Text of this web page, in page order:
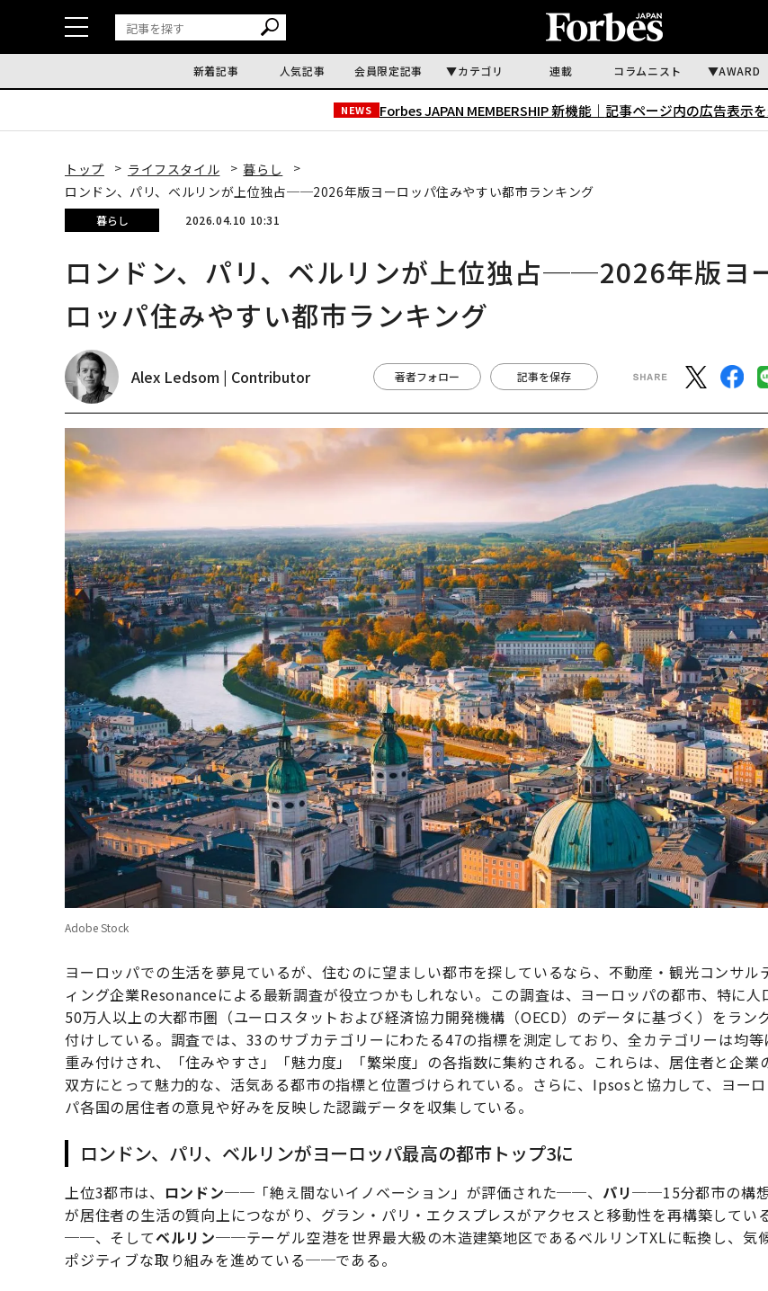
新着記事 人気記事 会員限定記事 カテゴリ 連載 コラムニスト AWARD
NEWS Forbes JAPAN MEMBERSHIP 新機能｜ 記事ページ内の広告表示
トップ ライフスタイル
暮らし
ロンドン、パリ、ベルリンが上位独占──2026年版ヨーロッパ住みやすい都市ランキング
暮らし 2026.04.10 10:31
ロンドン、パリ、ベルリンが上位独占──2026年版ヨ
ロッパ住みやすい都市ランキング
Alex Ledsom | Contributor 著者フォロー 記事を保存
Adobe Stock
ヨーロッパでの生活を夢見ているが、住むのに望ましい都市を探しているなら、不動産・観光コンサル
ィング企業Resonanceによる最新調査が役立つかもしれない。この調査は、ヨーロッパの都市、特に人
50万人以上の大都市圏（ユーロスタットおよび経済協力開発機構（OECD）のデータに基づく）をラン
付けしている。調査では、33のサブカテゴリーにわたる47の指標を測定しており、全カテゴリーは均等
重み付けされ、「住みやすさ」「魅力度」「繁栄度」の各指数に集約される。これらは、居住者と企業
双方にとって魅力的な、活気ある都市の指標と位置づけられている。さらに、Ipsosと協力して、ヨーロ
パ各国の居住者の意見や好みを反映した認識データを収集している。
ロンドン、パリ、ベルリンがヨーロッパ最高の都市トップ3に
上位3都市は、 ロンドン──「絶え間ないイノベーション」が評価された──、 パリ──15分都市の構
が居住者の生活の質向上につながり、グラン・パリ・エクスプレスがアクセスと移動性を再構築してい
──、そしてベルリン──テーゲル空港を世界最大級の木造建築地区であるベルリンTXLに転換し、気
ポジティブな取り組みを進めている──である。